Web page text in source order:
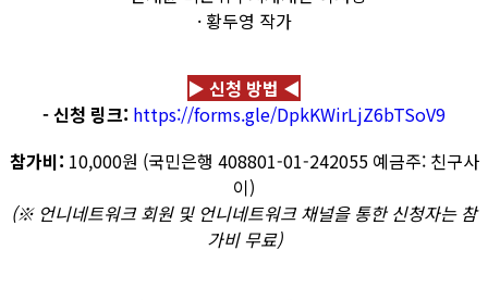
· 황두영 작가
▶ 신청 방법 ◀
- 신청 링크: https://forms.gle/DpkKWirLjZ6bTSoV9
참가비: 10,000원 (국민은행 408801-01-242055 예금주: 친구사
이)
(※ 언니네트워크 회원 및 언니네트워크 채널을 통한 신청자는 참
가비 무료)